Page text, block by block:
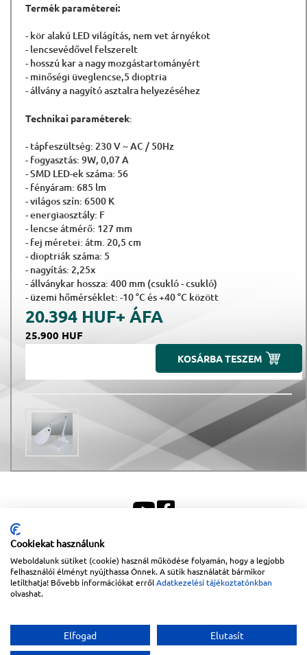
Termék paraméterei:
- kör alakú LED világítás, nem vet árnyékot
- lencsevédővel felszerelt
- hosszú kar a nagy mozgástartományért
- minőségi üveglencse,5 dioptria
- állvány a nagyító asztalra helyezéséhez
Technikai paraméterek:
- tápfeszültség: 230 V ~ AC / 50Hz
- fogyasztás: 9W, 0,07 A
- SMD LED-ek száma: 56
- fényáram: 685 lm
- világos szín: 6500 K
- energiaosztály: F
- lencse átmérő: 127 mm
- fej méretei: átm. 20,5 cm
- dioptriák száma: 5
- nagyítás: 2,25x
- állványkar hossza: 400 mm (csukló - csukló)
- üzemi hőmérséklet: -10 °C és +40 °C között
20.394 HUF+ ÁFA
25.900 HUF
KOSÁRBA TESZEM
Sitemap| Impresszum
Copyright © 2026Lapanthera Kft.Webbolt | 1047Budapest, Váci út 15-19.|+36-30/539-
Cookiekat használunk
Weboldalunk sütiket (cookie) használ működése folyamán, hogy a legjobb
felhasználói élményt nyújthassa Önnek. A sütik használatát bármikor
letilthatja! Bővebb információkat errőlAdatkezelési tájékoztatónkban
olvashat.
Elfogad Elutasít